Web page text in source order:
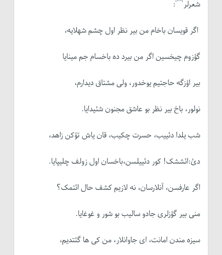
شعرلر :
اگر قویسان باخام من بیر نظر اول چشم شهلایه،
گؤزوم چیخسین اگر من بیرد ده باخسام جم مینایا
بیر اؤزگه حاجتیم یوخدور، ولی مشتاق دیدارم،
نولور، باخ بیر نظر بو عاشق مجنون شئیدایا.
شب یلدا دئییب، حسرت چکیب، قان یاش تؤکن زاهد،
دئ:ائششک! کور دئییلسن،باخسان اول زولف چلیپایا.
اگر عارفسن، آنلارسان، نه لازیم کشف حال ائتمک؟
منی بیر گؤزلری جادو سالیب بو شور و غوغایا.
سیزه مندن امانت، ای جاوانلار، من کی ها گئتدیم،